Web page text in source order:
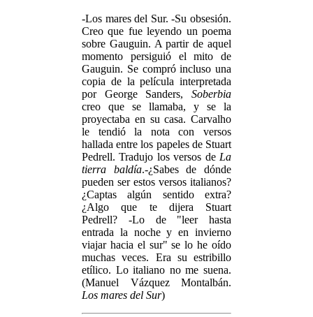
-Los mares del Sur. -Su obsesión.
Creo que fue leyendo un poema
sobre Gauguin. A partir de aquel
momento persiguió el mito de
Gauguin. Se compró incluso una
copia de la película interpretada
por George Sanders, Soberbia
creo que se llamaba, y se la
proyectaba en su casa. Carvalho
le tendió la nota con versos
hallada entre los papeles de Stuart
Pedrell. Tradujo los versos de La
tierra baldía.-¿Sabes de dónde
pueden ser estos versos italianos?
¿Captas algún sentido extra?
¿Algo que te dijera Stuart
Pedrell? -Lo de "leer hasta
entrada la noche y en invierno
viajar hacia el sur" se lo he oído
muchas veces. Era su estribillo
etílico. Lo italiano no me suena.
(Manuel Vázquez Montalbán.
Los mares del Sur)